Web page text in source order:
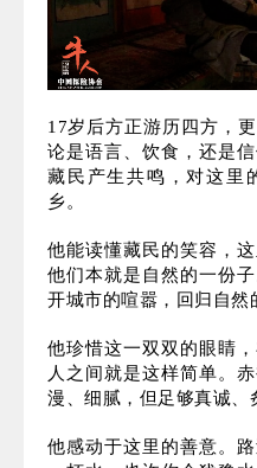
对一个地方有着莫名的
心也会感到亲切。方正
受。
17岁后方正游历四方，
藏民产生共鸣，对这里